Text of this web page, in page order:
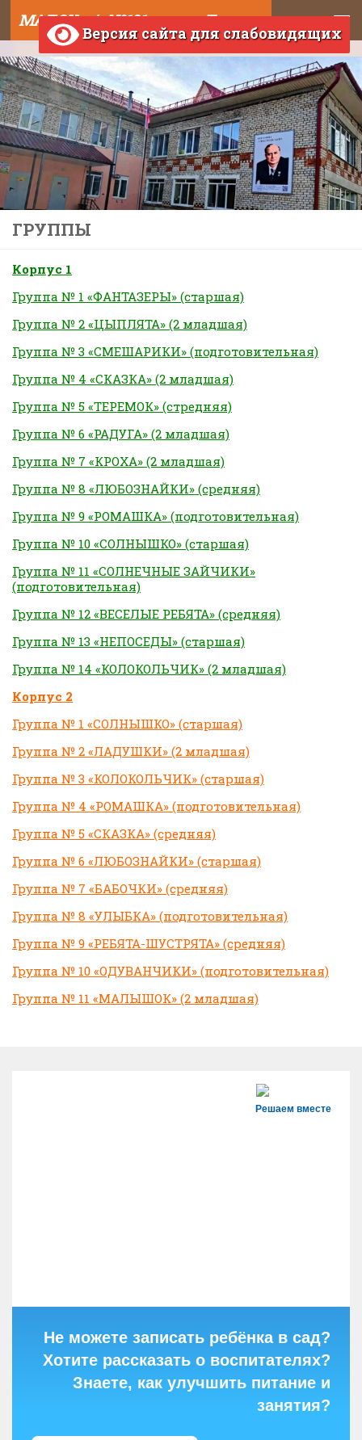
Skip to content МАДОУ д/с №121 города Тюмени
Версия сайта для слабовидящих
ГРУППЫ
Корпус 1
Группа № 1 «ФАНТАЗЕРЫ» (старшая)
Группа № 2 «ЦЫПЛЯТА» (2 младшая)
Группа № 3 «СМЕШАРИКИ» (подготовительная)
Группа № 4 «СКАЗКА» (2 младшая)
Группа № 5 «ТЕРЕМОК» (стредняя)
Группа № 6 «РАДУГА» (2 младшая)
Группа № 7 «КРОХА» (2 младшая)
Группа № 8 «ЛЮБОЗНАЙКИ» (средняя)
Группа № 9 «РОМАШКА» (подготовительная)
Группа № 10 «СОЛНЫШКО» (старшая)
Группа № 11 «СОЛНЕЧНЫЕ ЗАЙЧИКИ»
(подготовительная)
Группа № 12 «ВЕСЕЛЫЕ РЕБЯТА» (средняя)
Группа № 13 «НЕПОСЕДЫ» (старшая)
Группа № 14 «КОЛОКОЛЬЧИК» (2 младшая)
Корпус 2
Группа № 1 «СОЛНЫШКО» (старшая)
Группа № 2 «ЛАДУШКИ» (2 младшая)
Группа № 3 «КОЛОКОЛЬЧИК» (старшая)
Группа № 4 «РОМАШКА» (подготовительная)
Группа № 5 «СКАЗКА» (средняя)
Группа № 6 «ЛЮБОЗНАЙКИ» (старшая)
Группа № 7 «БАБОЧКИ» (средняя)
Группа № 8 «УЛЫБКА» (подготовительная)
Группа № 9 «РЕБЯТА-ШУСТРЯТА» (средняя)
Группа № 10 «ОДУВАНЧИКИ» (подготовительная)
Группа № 11 «МАЛЫШОК» (2 младшая)
Решаем вместе
Не можете записать ребёнка в сад?
Хотите рассказать о воспитателях?
Знаете, как улучшить питание и
занятия?